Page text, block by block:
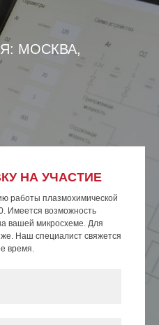
МОСКВА,
НА УЧАСТИЕ
работы плазмохимической
Имеется возможность
вашей микросхеме. Для
Наш специалист свяжется
время.